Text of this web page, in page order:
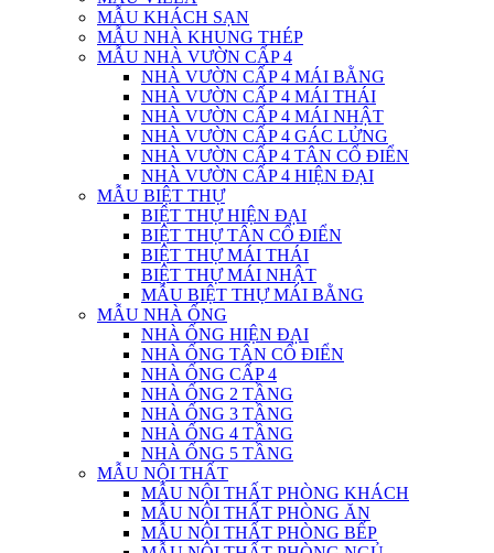
MẪU KHÁCH SẠN
MẪU NHÀ KHUNG THÉP
MẪU NHÀ VƯỜN CẤP 4
NHÀ VƯỜN CẤP 4 MÁI BẰNG
NHÀ VƯỜN CẤP 4 MÁI THÁI
NHÀ VƯỜN CẤP 4 MÁI NHẬT
NHÀ VƯỜN CẤP 4 GÁC LỬNG
NHÀ VƯỜN CẤP 4 TÂN CỔ ĐIỂN
NHÀ VƯỜN CẤP 4 HIỆN ĐẠI
MẪU BIỆT THỰ
BIỆT THỰ HIỆN ĐẠI
BIỆT THỰ TÂN CỔ ĐIỂN
BIỆT THỰ MÁI THÁI
BIỆT THỰ MÁI NHẬT
MẪU BIỆT THỰ MÁI BẰNG
MẪU NHÀ ỐNG
NHÀ ỐNG HIỆN ĐẠI
NHÀ ỐNG TÂN CỔ ĐIỂN
NHÀ ỐNG CẤP 4
NHÀ ỐNG 2 TẦNG
NHÀ ỐNG 3 TẦNG
NHÀ ỐNG 4 TẦNG
NHÀ ỐNG 5 TẦNG
MẪU NỘI THẤT
MẪU NỘI THẤT PHÒNG KHÁCH
MẪU NỘI THẤT PHÒNG ĂN
MẪU NỘI THẤT PHÒNG BẾP